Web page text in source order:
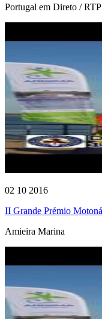
Portugal em Direto / RTP
02 10 2016
II Grande Prémio
Amieira Marina